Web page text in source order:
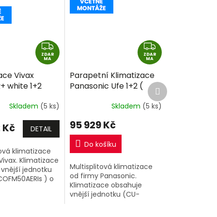
Z
D
A
ZDAR
MA
Vivax
white 1+2
včetně
+dárek
Skladem (5 ks)
Kč DETAIL
klimatizace
Klimatizace
jednotku
) o
Z
D
R
M
A
ZDAR
MA
Parapetní Klimatizace
Panasonic Ufe 1+2 (
2,5kW + 2,5kW) Multi-
split R32 včetně
Skladem (5 ks)
95 929 Kč
Do košíku
Multisplitová klimatizace
od firmy Panasonic.
Klimatizace obsahuje
vnější jednotku (CU-
Další
produkt